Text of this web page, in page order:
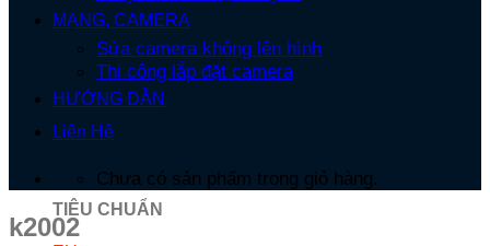
TIÊU CHUẨN
MẠNG, CAMERA
Sửa camera không lên hình
Thi công lắp đặt camera
HƯỚNG DẪN
Liên Hệ
Chưa có sản phẩm trong giỏ hàng.
k2002